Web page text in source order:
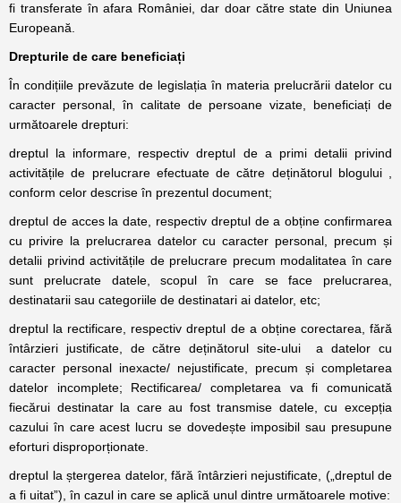
fi transferate în afara României, dar doar către state din Uniunea
Europeană.
Drepturile de care beneficiați
În condițiile prevăzute de legislația în materia prelucrării datelor cu
caracter personal, în calitate de persoane vizate, beneficiați de
următoarele drepturi:
dreptul la informare, respectiv dreptul de a primi detalii privind
activitățile de prelucrare efectuate de către deținătorul blogului ,
conform celor descrise în prezentul document;
dreptul de acces la date, respectiv dreptul de a obține confirmarea
cu privire la prelucrarea datelor cu caracter personal, precum și
detalii privind activitățile de prelucrare precum modalitatea în care
sunt prelucrate datele, scopul în care se face prelucrarea,
destinatarii sau categoriile de destinatari ai datelor, etc;
dreptul la rectificare, respectiv dreptul de a obține corectarea, fără
întârzieri justificate, de către deținătorul site-ului a datelor cu
caracter personal inexacte/ nejustificate, precum și completarea
datelor incomplete; Rectificarea/ completarea va fi comunicată
fiecărui destinatar la care au fost transmise datele, cu excepția
cazului în care acest lucru se dovedește imposibil sau presupune
eforturi disproporționate.
dreptul la ștergerea datelor, fără întârzieri nejustificate, („dreptul de
a fi uitat”), în cazul in care se aplică unul dintre următoarele motive: